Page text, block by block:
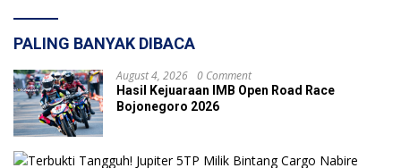
PALING BANYAK DIBACA
August 4, 2026 0 Comment
Hasil Kejuaraan IMB Open Road Race
Bojonegoro 2026